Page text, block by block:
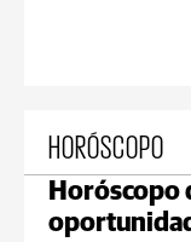
HORÓSCOPO
Horóscopo